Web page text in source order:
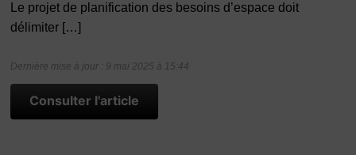
Le projet de planification des besoins d’espace doit
délimiter […]
Dernière mise à jour : 9 mai 2025 à 15:44
Consulter l'article